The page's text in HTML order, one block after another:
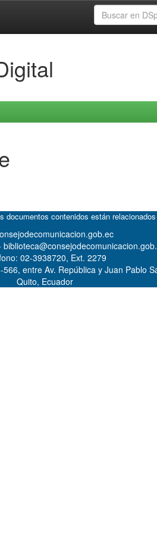
contenidos están
02-3938720, Ext. 2279
entre Av. República y Juan Pablo
Quito, Ecuador